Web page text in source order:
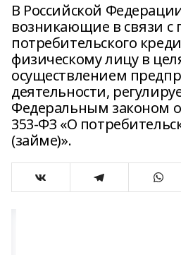
В Российской
возникающие в связи с
потребительского
физическому лицу в
осуществлением
деятельности,
Федеральным законом
353-ФЗ «О
(займе)».